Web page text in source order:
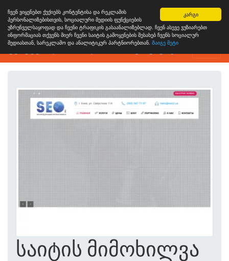
კარგი
ჩვენ ვიყენებთ ქუქიებს კონტენტისა და რეკლამის
პერსონალიზებისთვის, სოციალური მედიის ფუნქციების
უზრუნველსაყოფად და ჩვენი ტრაფიკის გასაანალიზებლად. ჩვენ ასევე ვუზიარებთ
ინფორმაციას თქვენს მიერ ჩვენი საიტის გამოყენების შესახებ ჩვენს სოციალურ
მედიასთან, სარეკლამო და ანალიტიკურ პარტნიორებთან. Გაიგე მეტი
ვებგვერდის ანალიზის ინსტრუმენტი
საიტის მიმოხილვა